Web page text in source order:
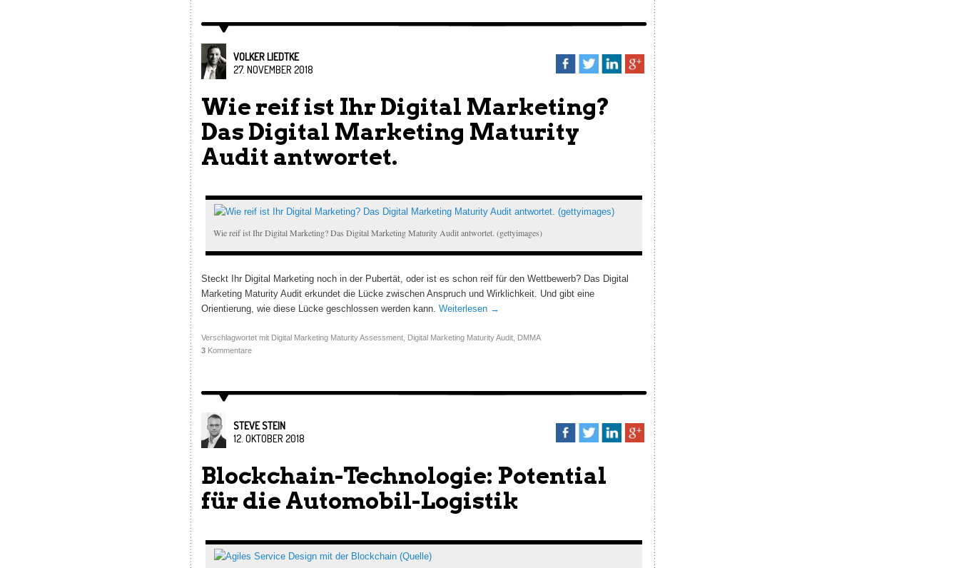
VOLKER LIEDTKE
27. NOVEMBER 2018
Wie reif ist Ihr Digital Marketing?
Das Digital Marketing Maturity
Audit antwortet.
Wie reif ist Ihr Digital Marketing? Das Digital Marketing Maturity Audit antwortet. (gettyimages)
Steckt Ihr Digital Marketing noch in der Pubertät, oder ist es schon reif für den Wettbewerb? Das Digital
Marketing Maturity Audit erkundet die Lücke zwischen Anspruch und Wirklichkeit. Und gibt eine
Orientierung, wie diese Lücke geschlossen werden kann. Weiterlesen →
Verschlagwortet mit Digital Marketing Maturity Assessment, Digital Marketing Maturity Audit, DMMA
3Kommentare
STEVE STEIN
12. OKTOBER 2018
Blockchain-Technologie: Potential
für die Automobil-Logistik